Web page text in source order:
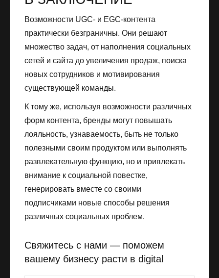
Возможности UGC- и EGC-контента
практически безграничны. Они решают
множество задач, от наполнения социальных
сетей и сайта до увеличения продаж, поиска
новых сотрудников и мотивирования
существующей команды.
К тому же, используя возможности различных
форм контента, бренды могут повышать
лояльность, узнаваемость, быть не только
полезными своим продуктом или выполнять
развлекательную функцию, но и привлекать
внимание к социальной повестке,
генерировать вместе со своими
подписчиками новые способы решения
различных социальных проблем.
Свяжитесь с нами — поможем
вашему бизнесу расти в digital